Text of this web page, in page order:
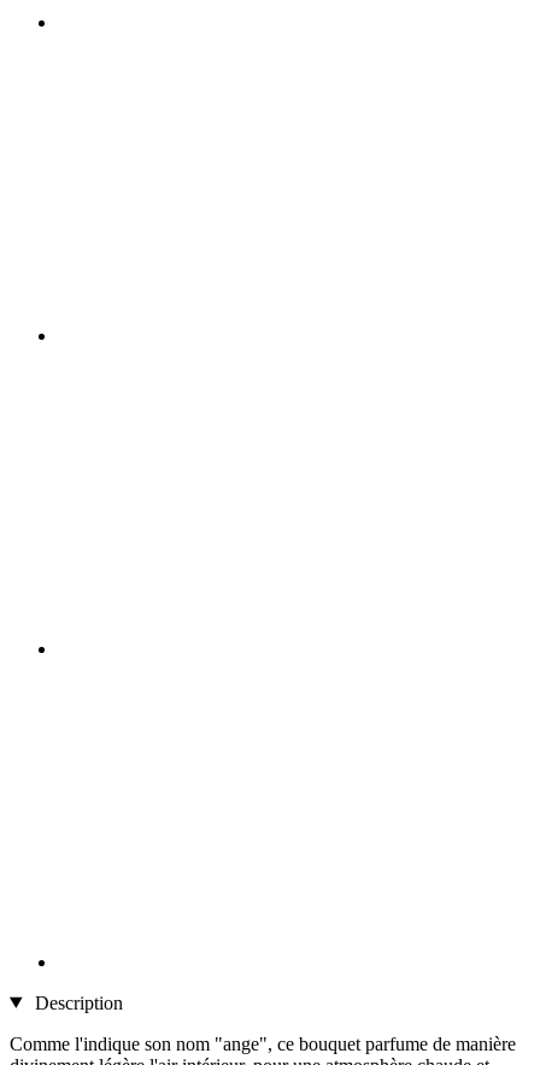
Description
Comme l'indique son nom "ange", ce bouquet parfume de manière